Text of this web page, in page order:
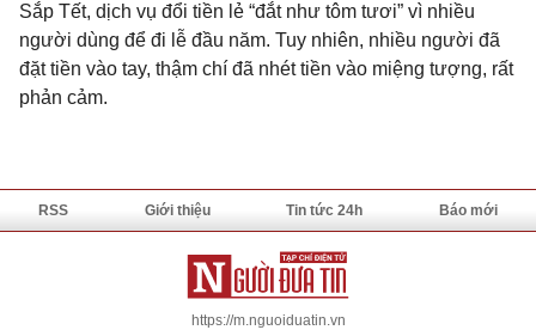
Sắp Tết, dịch vụ đổi tiền lẻ “đắt như tôm tươi” vì nhiều
người dùng để đi lễ đầu năm. Tuy nhiên, nhiều người đã
đặt tiền vào tay, thậm chí đã nhét tiền vào miệng tượng, rất
phản cảm.
RSS Giới thiệu Tin tức 24h Báo mới
https://m.nguoiduatin.vn